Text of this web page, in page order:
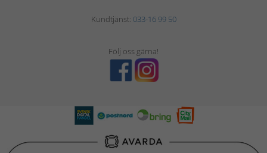
Kundtjänst: 033-16 99 50
Följ oss gärna!